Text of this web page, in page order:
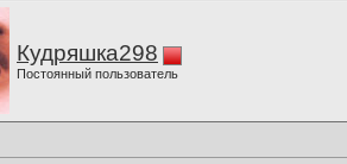
Кудряшка298
Постоянный пользователь